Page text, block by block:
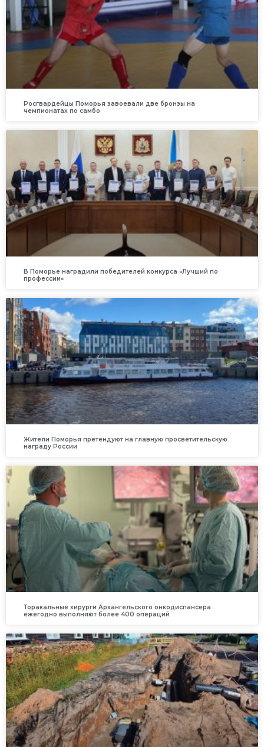
Росгвардейцы Поморья завоевали две бронзы на
чемпионатах по самбо
В Поморье наградили победителей конкурса «Лучший по
профессии»
Жители Поморья претендуют на главную просветительскую
награду России
Торакальные хирурги Архангельского онкодиспансера
ежегодно выполняют более 400 операций